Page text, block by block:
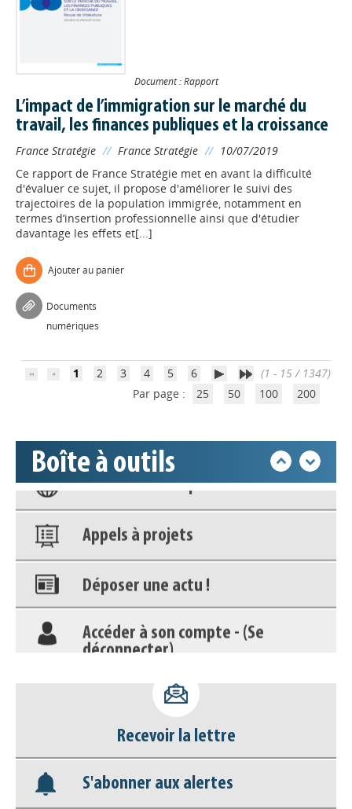
Document : Rapport
L’impact de l’immigration sur le marché du
travail, les finances publiques et la croissance
France Stratégie // France Stratégie // 10/07/2019
Ce rapport de France Stratégie met en avant la difficulté
d'évaluer ce sujet, il propose d'améliorer le suivi des
trajectoires de la population immigrée, notamment en
termes d’insertion professionnelle ainsi que d'étudier
davantage les effets et[...]
Ajouter au panier
Documents
numériques
1 2 3 4 5 6
(1 - 15 / 1347)
Par page :
25 50 100 200
Boîte à outils
Déposer une actu !
déconnecter)
Nos veilles Scoop.it
Appels à projets
Déposer une actu !
Accéder à son compte - (Se
déconnecter)
Nos veilles Scoop.it
Appels à projets
Recevoir la lettre
S'abonner aux alertes